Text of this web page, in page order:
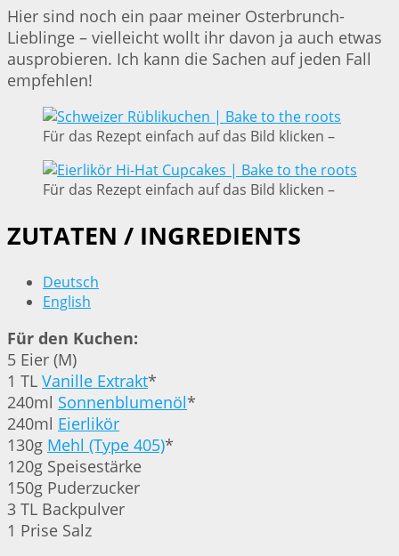
Hier sind noch ein paar meiner Osterbrunch-
Lieblinge – vielleicht wollt ihr davon ja auch etwas
ausprobieren. Ich kann die Sachen auf jeden Fall
empfehlen!
Für das Rezept einfach auf das Bild klicken –
Für das Rezept einfach auf das Bild klicken –
ZUTATEN / INGREDIENTS
Deutsch
English
Für den Kuchen:
5 Eier (M)
1 TL Vanille Extrakt*
240ml Sonnenblumenöl*
240ml Eierlikör
130g Mehl (Type 405)*
120g Speisestärke
150g Puderzucker
3 TL Backpulver
1 Prise Salz